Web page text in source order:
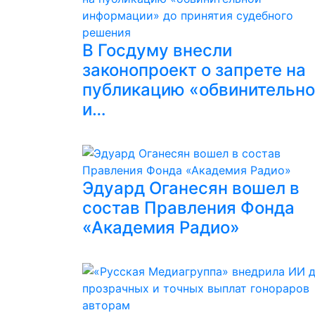
В Госдуму внесли
законопроект о запрете на
публикацию
и…
Эдуард Оганесян вошел в
состав Правления Фонда
«Академия Радио»